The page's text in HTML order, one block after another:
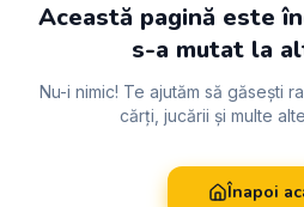
Această pagină este
s-a mutat la
Nu-i nimic! Te ajutăm să găsești
cărți, jucării și multe
Înapoi